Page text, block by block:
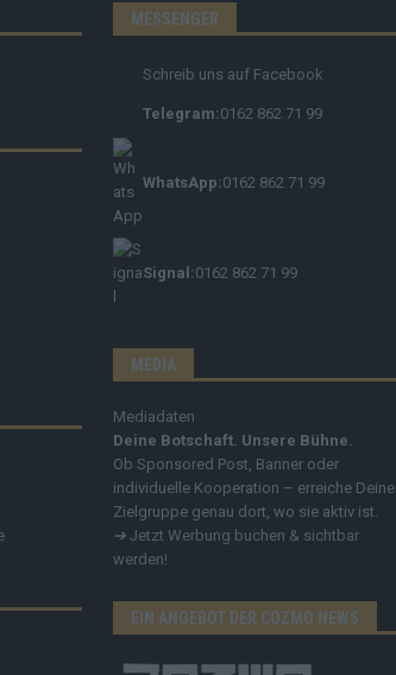
MESSENGER
Schreib uns auf Facebook
Telegram:0162 862 71 99
WhatsApp:0162 862 71 99
Signal:0162 862 71 99
MEDIA
Mediadaten
Deine Botschaft. Unsere Bühne.
Ob Sponsored Post, Banner oder
individuelle Kooperation – erreiche Deine
Zielgruppe genau dort, wo sie aktiv ist.
➔ Jetzt Werbung buchen & sichtbar
werden!
EIN ANGEBOT DER COZMO NEWS